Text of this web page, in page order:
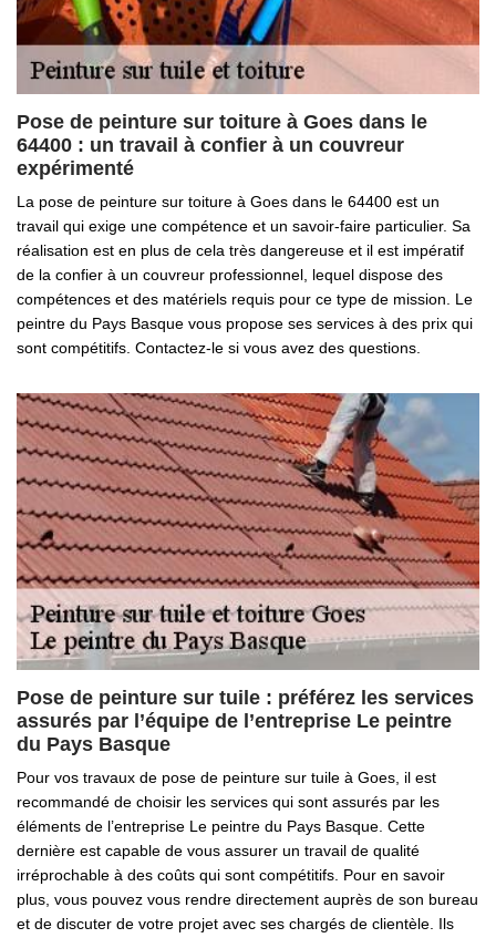
Pose de peinture sur toiture à Goes dans le
64400 : un travail à confier à un couvreur
expérimenté
La pose de peinture sur toiture à Goes dans le 64400 est un
travail qui exige une compétence et un savoir-faire particulier. Sa
réalisation est en plus de cela très dangereuse et il est impératif
de la confier à un couvreur professionnel, lequel dispose des
compétences et des matériels requis pour ce type de mission. Le
peintre du Pays Basque vous propose ses services à des prix qui
sont compétitifs. Contactez-le si vous avez des questions.
Pose de peinture sur tuile : préférez les services
assurés par l’équipe de l’entreprise Le peintre
du Pays Basque
Pour vos travaux de pose de peinture sur tuile à Goes, il est
recommandé de choisir les services qui sont assurés par les
éléments de l’entreprise Le peintre du Pays Basque. Cette
dernière est capable de vous assurer un travail de qualité
irréprochable à des coûts qui sont compétitifs. Pour en savoir
plus, vous pouvez vous rendre directement auprès de son bureau
et de discuter de votre projet avec ses chargés de clientèle. Ils